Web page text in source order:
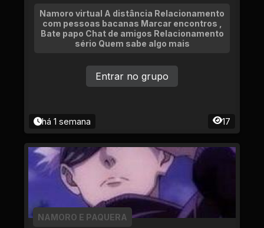
Namoro virtual A distância Relacionamento
com pessoas bacanas Marcar encontros ,
Bate papo Chat de amigos Relacionamento
sério Quem sabe algo mais
há 1 semana 17
Entrar no grupo
NAMORO E PAQUERA